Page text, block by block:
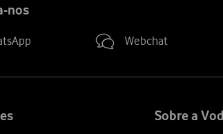
nos
Webchat
Sobre a